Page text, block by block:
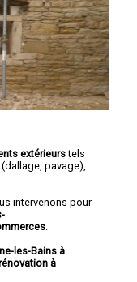
extérieurstels
(dallage, pavage),
intervenons pour
les-Bains à
à